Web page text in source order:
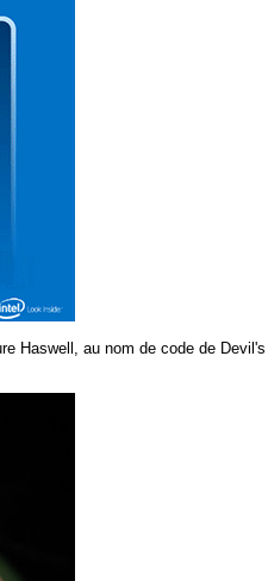
Haswell, au nom de code de